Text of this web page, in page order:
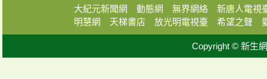
大紀元新聞網 動態網 無界網絡
新唐人電視
明慧網
天梯書店 放光明電視臺 希望之聲
Copyright © 新生